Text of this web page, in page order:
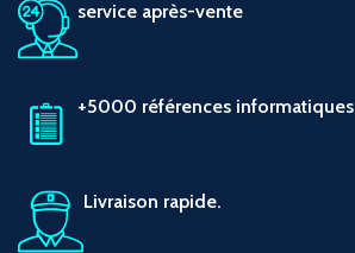
service après-vente
+5000 références informatiques
Livraison rapide.